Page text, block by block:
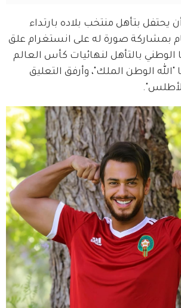
أن يحتفل بتأهل منتخب بلاده بارتداء
بمشاركة صورة له على انستغرام علق
الوطني بالتأهل لنهائيات كأس العالم
الوطن الملك"، وأرفق التعليق